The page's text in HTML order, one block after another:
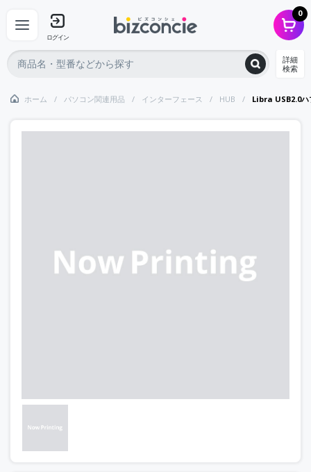
ログイン
0
詳細
検索
ホーム パソコン関連用品 インターフェース HUB Libra USB2.0ハ